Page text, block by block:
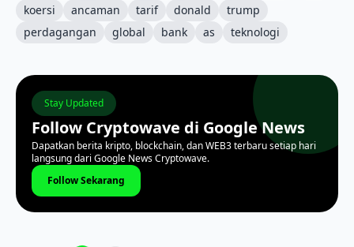
koersi
ancaman tarif donald
trump
perdagangan
global bank as teknologi
Stay Updated
Follow Cryptowave di Google News
Dapatkan berita kripto, blockchain, dan WEB3 terbaru setiap hari
langsung dari Google News Cryptowave.
Follow Sekarang